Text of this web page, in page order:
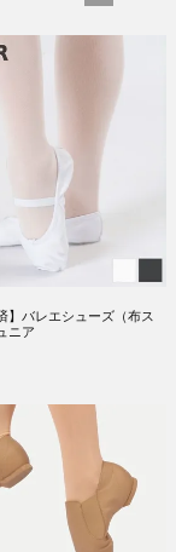
】バレエシューズ（布ス
ニア